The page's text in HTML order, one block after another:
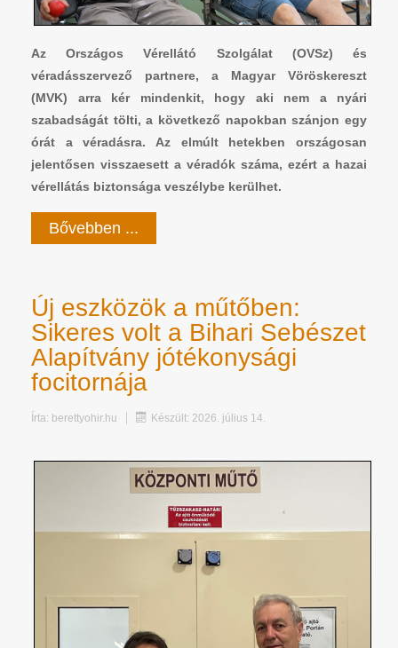
Az Országos Vérellátó Szolgálat (OVSz) és
véradásszervező partnere, a Magyar Vöröskereszt
(MVK) arra kér mindenkit, hogy aki nem a nyári
szabadságát tölti, a következő napokban szánjon egy
órát a véradásra. Az elmúlt hetekben országosan
jelentősen visszaesett a véradók száma, ezért a hazai
vérellátás biztonsága veszélybe kerülhet.
Bővebben ...
Új eszközök a műtőben:
Sikeres volt a Bihari Sebészet
Alapítvány jótékonysági
focitornája
Írta: berettyohir.hu Készült: 2026. július 14.